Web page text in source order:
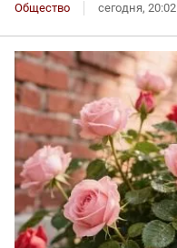
Общество сегодня, 20:02